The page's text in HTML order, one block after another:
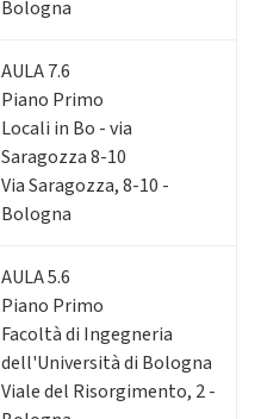
Bologna
AULA 7.6
Piano Primo
Locali in Bo - via
Saragozza 8-10
Via Saragozza, 8-10 -
Bologna
AULA 5.6
Piano Primo
Facoltà di Ingegneria
dell'Università di Bologna
Viale del Risorgimento, 2 -